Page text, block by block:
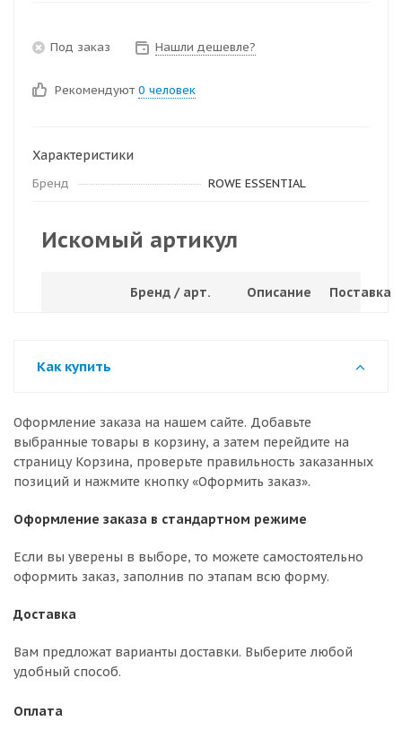
Под заказ Нашли дешевле?
Рекомендуют 0 человек
Характеристики
Бренд ROWE ESSENTIAL
Искомый артикул
Бренд / арт. Описание Поставка
Как купить
Оформление заказа на нашем сайте. Добавьте
выбранные товары в корзину, а затем перейдите на
страницу Корзина, проверьте правильность заказанных
позиций и нажмите кнопку «Оформить заказ».
Оформление заказа в стандартном режиме
Если вы уверены в выборе, то можете самостоятельно
оформить заказ, заполнив по этапам всю форму.
Доставка
Вам предложат варианты доставки. Выберите любой
удобный способ.
Оплата